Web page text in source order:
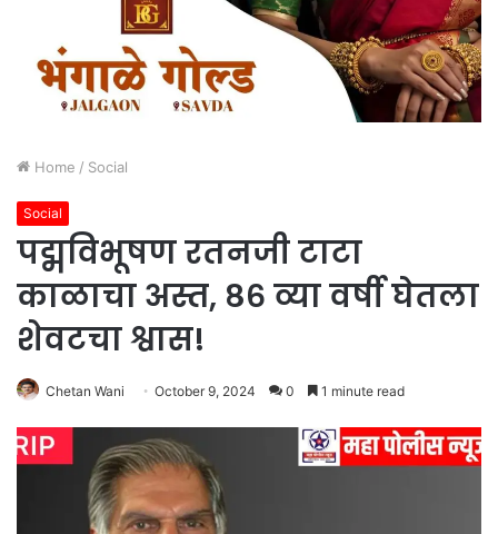
Home / Social
Social
पद्मविभूषण रतनजी टाटा
काळाचा अस्त, ८६ व्या वर्षी घेतला
शेवटचा श्वास!
Chetan Wani October 9, 2024 0 1 minute read